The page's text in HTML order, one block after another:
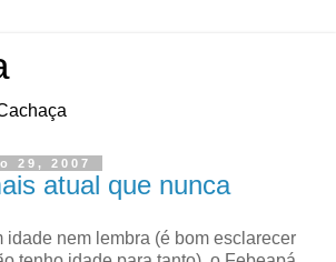
29, 2007
atual que nunca
idade nem lembra (é bom esclarecer